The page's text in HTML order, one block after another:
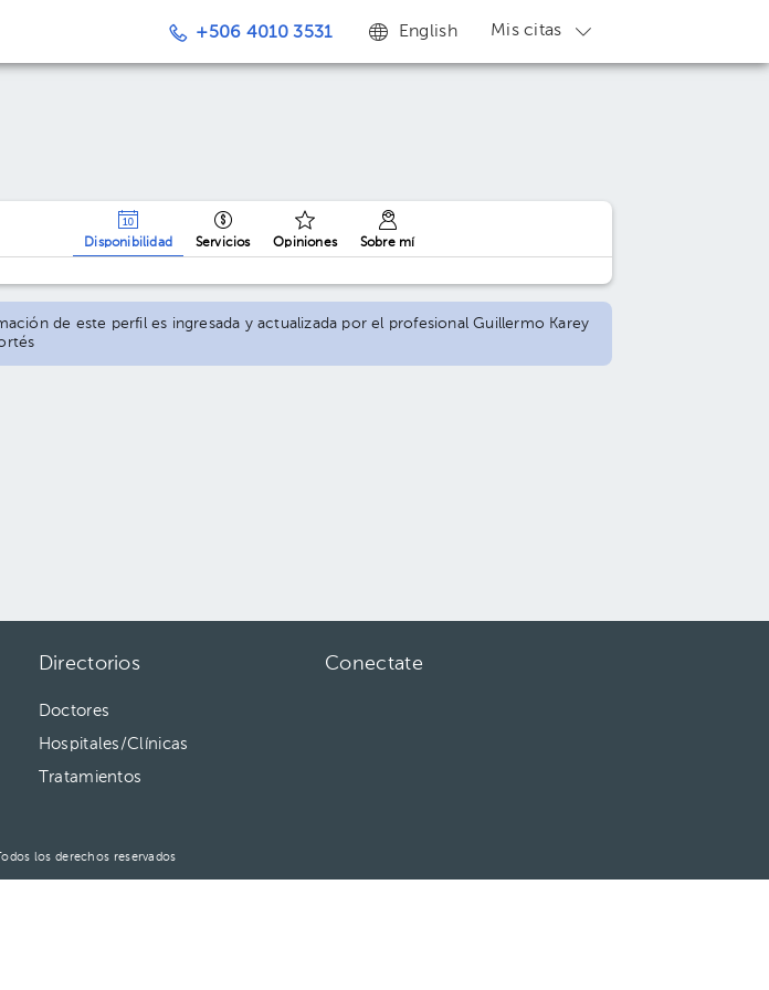
+506 4010 3531 English Mis citas
Disponibilidad Servicios Opiniones Sobre mí
de este perfil es ingresada y actualizada por el profesional Guillermo Karey
Directorios
Doctores
Hospitales/Clínicas
Tratamientos
Conectate
los derechos reservados